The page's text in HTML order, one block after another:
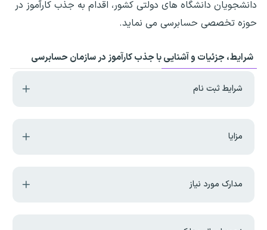
دانشجویان دانشگاه های دولتی کشور، اقدام به جذب کارآموز در
حوزه تخصصی حسابرسی می نماید.
شرایط، جزئیات و آشنایی با جذب کارآموز در سازمان حسابرسی
شرایط ثبت نام
مزایا
مدارک مورد نیاز